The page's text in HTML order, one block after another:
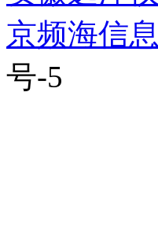
京频海信
号-5